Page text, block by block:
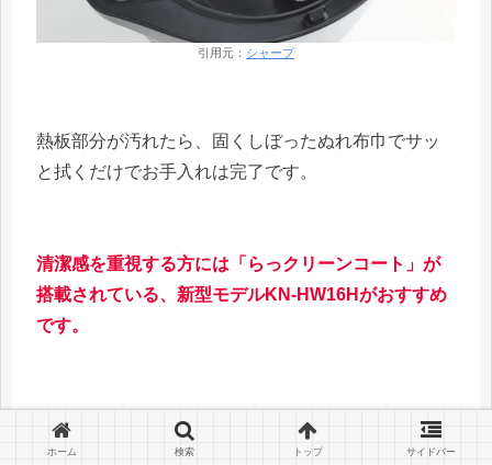
引用元： シャープ
熱板部分が汚れたら、固くしぼったぬれ布巾でサッ
と拭くだけでお手入れは完了です。
清潔感を重視する方には「らっクリーンコート」が
搭載されている、新型モデルKN-HW16Hがおすすめ
です。
ホーム 検索 トップ サイドバー